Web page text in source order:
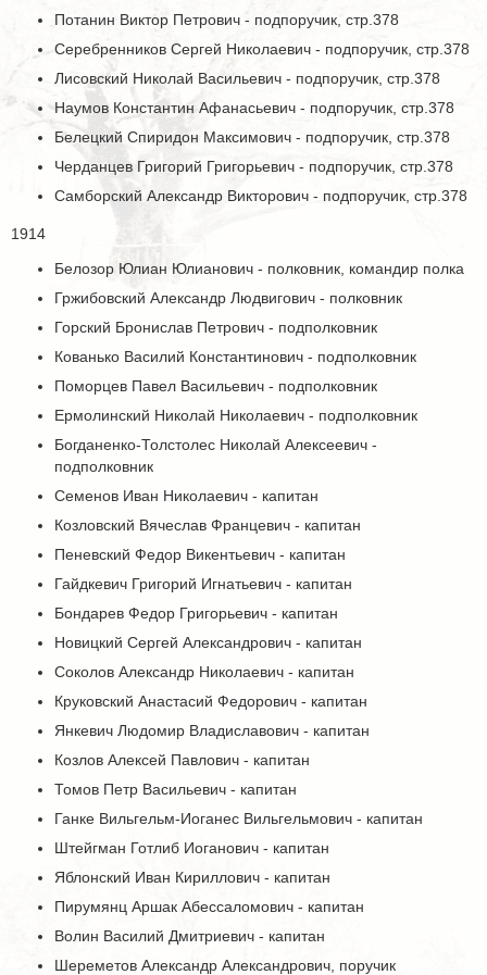
Потанин Виктор Петрович - подпоручик, стр.378
Серебренников Сергей Николаевич - подпоручик, стр.378
Лисовский Николай Васильевич - подпоручик, стр.378
Наумов Константин Афанасьевич - подпоручик, стр.378
Белецкий Спиридон Максимович - подпоручик, стр.378
Черданцев Григорий Григорьевич - подпоручик, стр.378
Самборский Александр Викторович - подпоручик, стр.378
1914
Белозор Юлиан Юлианович - полковник, командир полка
Гржибовский Александр Людвигович - полковник
Горский Бронислав Петрович - подполковник
Кованько Василий Константинович - подполковник
Поморцев Павел Васильевич - подполковник
Ермолинский Николай Николаевич - подполковник
Богданенко-Толстолес Николай Алексеевич -
подполковник
Семенов Иван Николаевич - капитан
Козловский Вячеслав Францевич - капитан
Пеневский Федор Викентьевич - капитан
Гайдкевич Григорий Игнатьевич - капитан
Бондарев Федор Григорьевич - капитан
Новицкий Сергей Александрович - капитан
Соколов Александр Николаевич - капитан
Круковский Анастасий Федорович - капитан
Янкевич Людомир Владиславович - капитан
Козлов Алексей Павлович - капитан
Томов Петр Васильевич - капитан
Ганке Вильгельм-Иоганес Вильгельмович - капитан
Штейгман Готлиб Иоганович - капитан
Яблонский Иван Кириллович - капитан
Пирумянц Аршак Абессаломович - капитан
Волин Василий Дмитриевич - капитан
Шереметов Александр Александрович, поручик